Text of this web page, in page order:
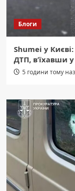
Блоги
Shumei у
ДТП, в’їхавши
5 години тому